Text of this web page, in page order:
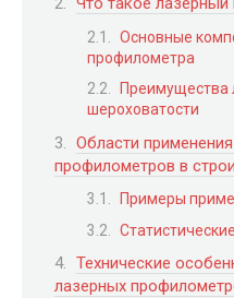
Основные
профилометра
Преимущества
шероховатости
Области
профилометров в
Примеры
Технические
лазерных